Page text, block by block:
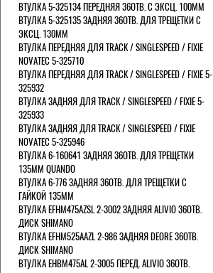
ВТУЛКА 5-325134 ПЕРЕДНЯЯ 36ОТВ. С ЭКСЦ. 100ММ
ВТУЛКА 5-325135 ЗАДНЯЯ 36ОТВ. ДЛЯ ТРЕЩЕТКИ С
ЭКСЦ. 130ММ
ВТУЛКА ПЕРЕДНЯЯ ДЛЯ TRACK / SINGLESPEED / FIXIE
NOVATEC 5-325710
ВТУЛКА ПЕРЕДНЯЯ ДЛЯ TRACK / SINGLESPEED / FIXIE 5-
325932
ВТУЛКА ЗАДНЯЯ ДЛЯ TRACK / SINGLESPEED / FIXIE 5-
325933
ВТУЛКА ЗАДНЯЯ ДЛЯ TRACK / SINGLESPEED / FIXIE
NOVATEC 5-325946
ВТУЛКА 6-160641 ЗАДНЯЯ 36ОТВ. ДЛЯ ТРЕЩЕТКИ
135ММ QUANDO
ВТУЛКА 6-776 ЗАДНЯЯ 36ОТВ. ДЛЯ ТРЕЩЕТКИ С
ГАЙКОЙ 135ММ
ВТУЛКА EFHM475AZSL 2-3002 ЗАДНЯЯ ALIVIO 36ОТВ.
ДИСК SHIMANO
ВТУЛКА EFHM525AAZL 2-986 ЗАДНЯЯ DEORE 36ОТВ.
ДИСК SHIMANO
ВТУЛКА EHBM475AL 2-3005 ПЕРЕД. ALIVIO 36ОТВ.